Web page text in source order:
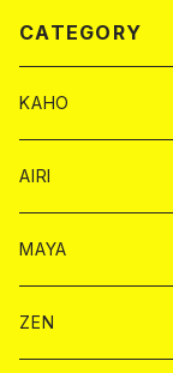
CATEGORY
KAHO
シャンパンカード
モエシャンドン カード
ヴーヴクリコ カード
BAIKA カード
ノーマル カード
ドリンク カード
AIRI
シャンパン カード
モエシャンドン カード
BAIKA カード
MAYA
ドリンク
ZEN